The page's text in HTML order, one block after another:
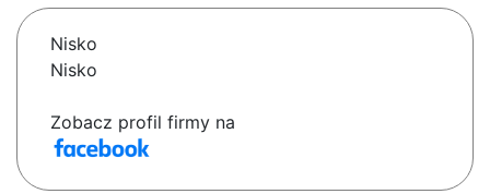
Nisko
Nisko
Zobacz profil firmy na